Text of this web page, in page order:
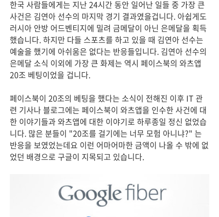
한국 사람들에게는 지난 24시간 동안 일어난 일들 중 가장 큰
사건은 김연아 선수의 마지막 경기 결과였을겁니다. 아쉽게도
러시아 안방 어드벤티지에 밀려 금메달이 아닌 은메달을 획득
했습니다. 하지만 다들 스포츠를 하고 있을 때 김연아 선수는
예술을 했기에 아쉬움은 없다는 반응들입니다. 김연아 선수의
은메달 소식 이외에 가장 큰 화제는 역시 페이스북의 와츠앱
20조 베팅이었을 겁니다.
페이스북이 20조의 베팅을 했다는 소식이 전해진 이후 IT 관
련 기사나 블로그에는 페이스북이 와츠앱을 인수한 사건에 대
한 이야기들과 와츠앱에 대한 이야기로 하루종일 정신 없었습
니다. 많은 분들이 "20조를 걸기에는 너무 모험 아니냐?" 는
반응을 보였었는데요 이런 어마어마한 금액이 나올 수 밖에 없
었던 배경으로 구글이 지목되고 있습니다.